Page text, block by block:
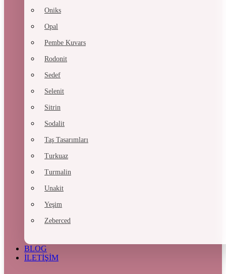
Oniks
Opal
Pembe Kuvars
Rodonit
Sedef
Selenit
Sitrin
Sodalit
Taş Tasarımları
Turkuaz
Turmalin
Unakit
Yeşim
Zeberced
BLOG
İLETİŞİM